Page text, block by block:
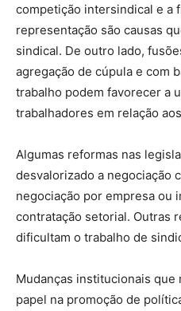
competição intersindical e a
representação são causas
sindical. De outro lado,
agregação de cúpula e com
trabalho podem favorecer a
trabalhadores em relação
Algumas reformas nas
desvalorizado a negociação
negociação por empresa ou
contratação setorial. Outras
dificultam o trabalho de
Mudanças institucionais
papel na promoção de